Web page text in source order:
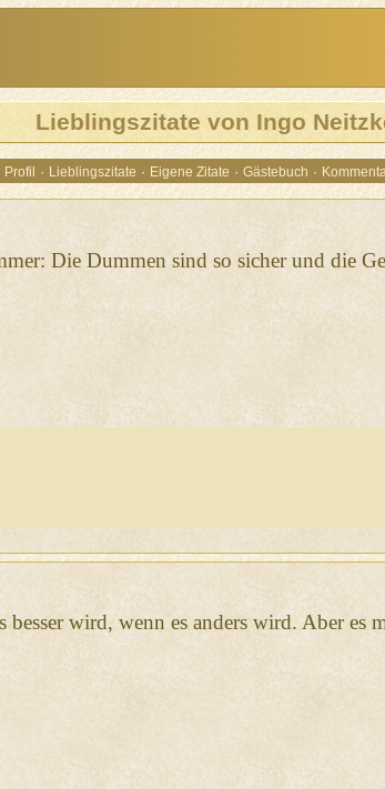
Lieblingszitate von Ingo
Profil · Lieblingszitate · Eigene Zitate · Gästebuch ·
Die Dummen sind so sicher und die
besser wird, wenn es anders wird. Aber es